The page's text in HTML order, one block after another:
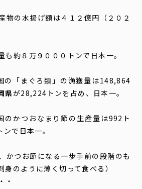
物の水揚げ額は４１２億円（２０２
も約８万９０００トンで日本一。
の「まぐろ類」の漁獲量は148,864
県が28,224トンを占め、日本一。
のかつおなまり節の生産量は992 ト
ンで日本一。
かつお節になる一歩手前の段階のも
身のように薄く切って食べる）
・